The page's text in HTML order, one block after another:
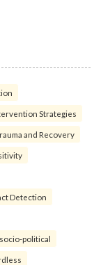
Strategies
and Recovery
Detection
socio-political